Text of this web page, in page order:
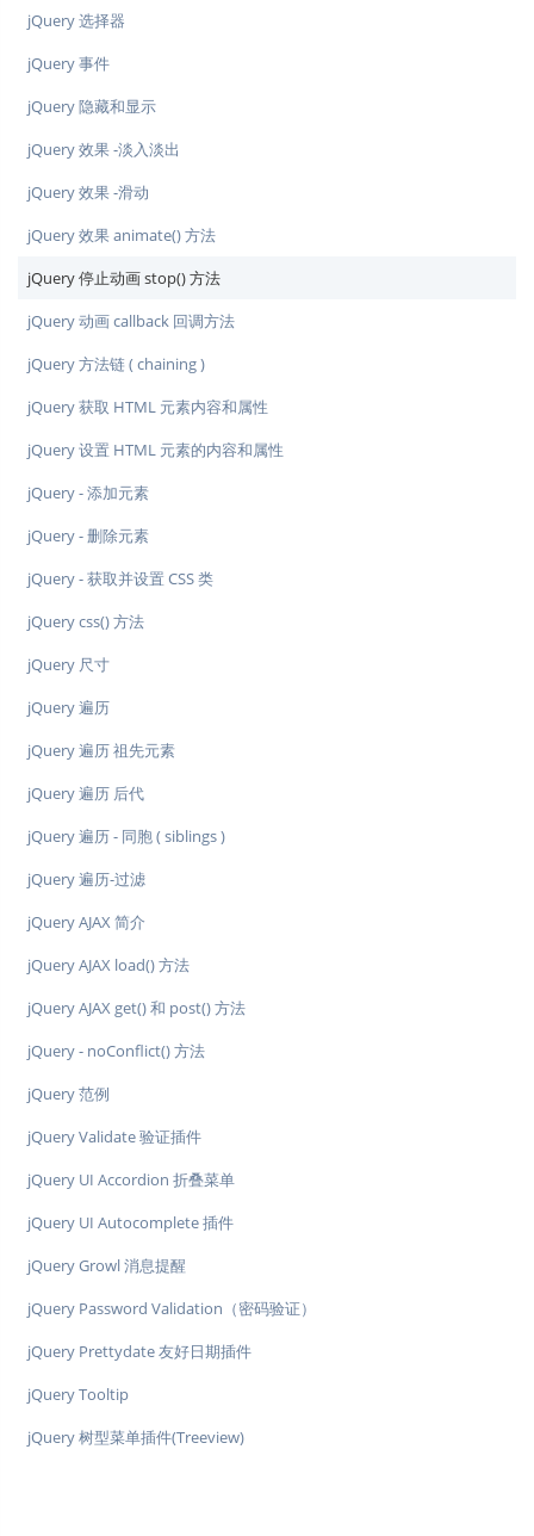
jQuery 选择器
jQuery 事件
jQuery 隐藏和显示
jQuery 效果 -淡入淡出
jQuery 效果 -滑动
jQuery 效果 animate() 方法
jQuery 停止动画 stop() 方法
jQuery 动画 callback 回调方法
jQuery 方法链 ( chaining )
jQuery 获取 HTML 元素内容和属性
jQuery 设置 HTML 元素的内容和属性
jQuery - 添加元素
jQuery - 删除元素
jQuery - 获取并设置 CSS 类
jQuery css() 方法
jQuery 尺寸
jQuery 遍历
jQuery 遍历 祖先元素
jQuery 遍历 后代
jQuery 遍历 - 同胞 ( siblings )
jQuery 遍历-过滤
jQuery AJAX 简介
jQuery AJAX load() 方法
jQuery AJAX get() 和 post() 方法
jQuery - noConflict() 方法
jQuery 范例
jQuery Validate 验证插件
jQuery UI Accordion 折叠菜单
jQuery UI Autocomplete 插件
jQuery Growl 消息提醒
jQuery Password Validation（密码验证）
jQuery Prettydate 友好日期插件
jQuery Tooltip
jQuery 树型菜单插件(Treeview)